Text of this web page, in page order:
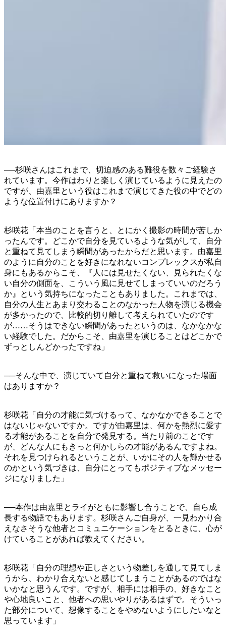
──杉咲さんはこれまで、切迫感のある難役を数々ご経験さ
れています。今作はわりと楽しく演じているように見えたの
ですが、由嘉里という役はこれまで演じてきた役の中でどの
ような位置付けにありますか？
杉咲花「本当のことを言うと、とにかく撮影の時間が苦しか
ったんです。どこかで自分を見ているような気がして、自分
と重ねて見てしまう瞬間があったからだと思います。由嘉里
のように自分のことを好きになれないコンプレックスが私自
身にもあるからこそ、『人には見せたくない、見られたくな
い自分の側面を、こういう風に見せてしまっていいのだろう
か』という気持ちになったこともありました。これまでは、
自分の人生とあまり交わることのなかった人物を演じる機会
が多かったので、比較的切り離して考えられていたのです
が……そうはできない瞬間があったというのは、なかなかな
い経験でした。だからこそ、由嘉里を演じることはどこかで
ずっとしんどかったですね」
──そんな中で、演じていて自分と重ねて救いになった場面
はありますか？
杉咲花「自分の才能に気づけるって、なかなかできることで
はないじゃないですか。ですが由嘉里は、何かを熱烈に愛す
る才能があることを自分で発見する。当たり前のことです
が、どんな人にもきっと何かしらの才能があるんですよね。
それを見つけられるということが、いかにその人を輝かせる
のかという気づきは、自分にとってもポジティブなメッセー
ジになりました」
──本作は由嘉里とライがともに影響し合うことで、自ら成
長する物語でもあります。杉咲さんご自身が、一見わかり合
えなさそうな他者とコミュニケーションをとるときに、心が
けていることがあれば教えてください。
杉咲花「自分の理想や正しさという物差しを通して見てしま
うから、わかり合えないと感じてしまうことがあるのではな
いかなと思うんです。ですが、相手には相手の、好きなこと
や心地良いこと、他者への思いやりがあるはずで。そういっ
た部分について、想像することをやめないようにしたいなと
思っています」